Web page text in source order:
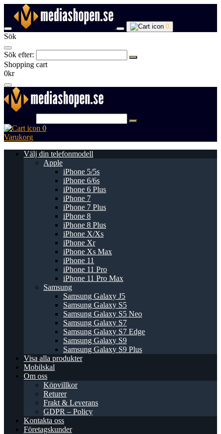
0
Sök
Sök efter:
Shopping cart
0kr
Sök efter:
0
Varukorg
Välj din telefonmodell
Apple
iPhone 5/5s
iPhone 6/6s
iPhone 6 Plus
iPhone 7
iPhone 7 Plus
iPhone 8
iPhone 8 Plus
iPhone X/Xs
iPhone Xr
iPhone Xs Max
iPhone 11
iPhone 11 Pro
iPhone 11 Pro Max
Samsung
Samsung Galaxy J5
Samsung Galaxy S5
Samsung Galaxy S5 Neo
Samsung Galaxy S7
Samsung Galaxy S7 Edge
Samsung Galaxy S9
Samsung Galaxy S9 Plus
Visa alla produkter
Mobilskal
Om oss
Köpvillkor
Returer
Frakt & Leverans
GDPR – Policy
Kontakta oss
Företagskunder